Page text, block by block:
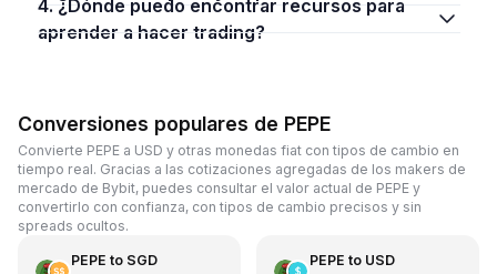
4. ¿Dónde puedo encontrar recursos para
aprender a hacer trading?
Conversiones populares de PEPE
Convierte PEPE a USD y otras monedas fiat con tipos de cambio en
tiempo real. Gracias a las cotizaciones agregadas de los makers de
mercado de Bybit, puedes consultar el valor actual de PEPE y
convertirlo con confianza, con tipos de cambio precisos y sin
spreads ocultos.
PEPE to SGD PEPE to USD